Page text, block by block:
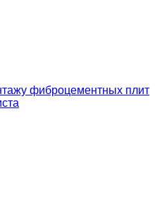
фиброцементных плит